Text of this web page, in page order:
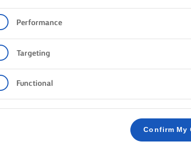
Lurpak® מתכונים עוגת גבינה עם דובדבנים
רסקו את העוגיות לפירורים. המיסו
Performance
Targeting
Functional
Confirm My